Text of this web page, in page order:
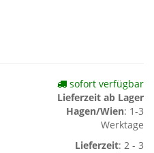
sofort verfügbar
Lieferzeit ab Lager
Hagen/Wien: 1-3
Werktage
Lieferzeit: 2 - 3